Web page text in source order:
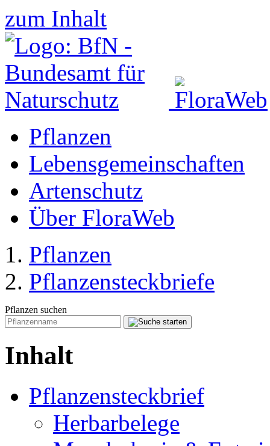
zum Inhalt
Pflanzen
Lebensgemeinschaften
Artenschutz
Über FloraWeb
Pflanzen
Pflanzensteckbriefe
Pflanzen suchen
Inhalt
Pflanzensteckbrief
Herbarbelege